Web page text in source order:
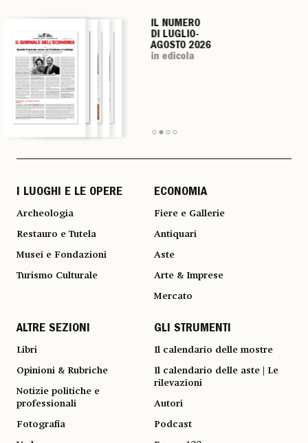
IL NUMERO
DI LUGLIO-
AGOSTO 2026
in edicola
IL NUMERO
DI LUGLIO-
AGOSTO 2026
in edicola
IL NUMERO
DI LUGLIO-
AGOSTO 2026
in edicola
IL NUMERO
DI LUGLIO-
AGOSTO 2026
in edicola
I LUOGHI E LE OPERE
Archeologia
Restauro e Tutela
Musei e Fondazioni
Turismo Culturale
ECONOMIA
Fiere e Gallerie
Antiquari
Aste
Arte & Imprese
Mercato
ALTRE SEZIONI
Libri
Opinioni & Rubriche
Notizie politiche e
professionali
Fotografia
GLI STRUMENTI
Il calendario delle mostre
Il calendario delle aste | Le
rilevazioni
Autori
Podcast